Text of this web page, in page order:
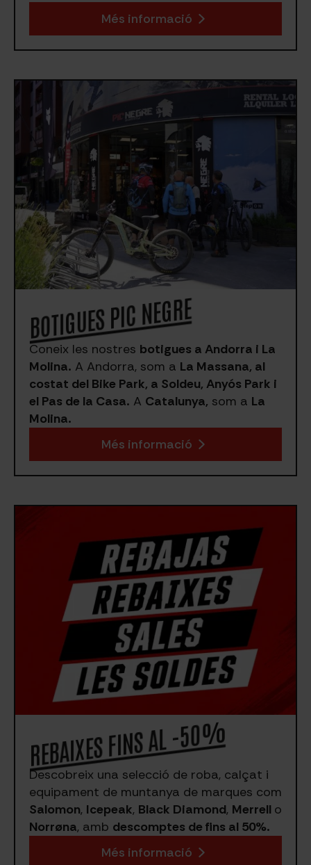
Més informació
BOTIGUES PIC NEGRE
Coneix les nostres botigues a Andorra i La
Molina. A Andorra, som a La Massana, al
costat del Bike Park, a Soldeu, Anyós Park i
el Pas de la Casa. A Catalunya, som a La
Molina.
Més informació
REBAIXES FINS AL -50%
Descobreix una selecció de roba, calçat i
equipament de muntanya de marques com
Salomon, Icepeak, Black Diamond, Merrell o
Norrøna, amb descomptes de fins al 50%.
Més informació